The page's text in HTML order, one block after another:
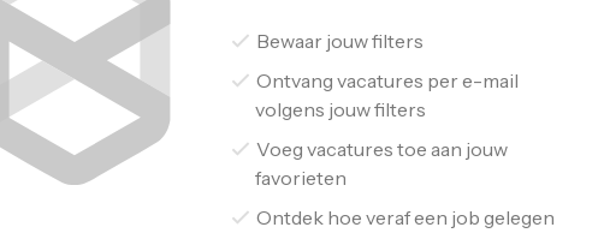
Bewaar jouw filters
Ontvang vacatures per e-mail
volgens jouw filters
Voeg vacatures toe aan jouw
favorieten
Ontdek hoe veraf een job gelegen